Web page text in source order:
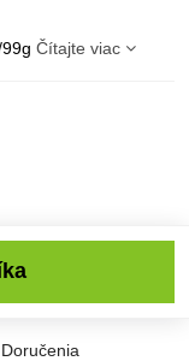
Čítajte viac
Doručenia